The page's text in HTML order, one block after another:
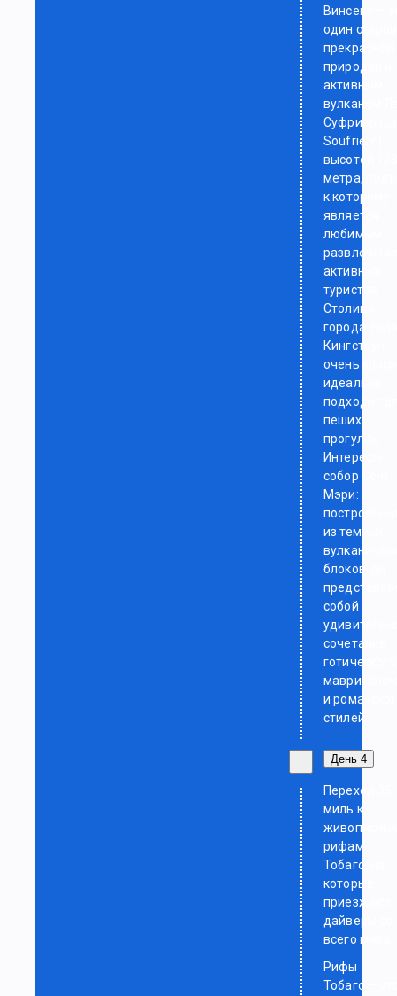
около 400
видов
Винсент —
один
прекрасной
природой и
активным
вулканом
Суфриер (La
Soufriere)
высотой
метра,
к которому
является
любимым
активных
туристов.
Столица
города,
Кингстаун,
очень
идеально
подходит
пеших
прогулок.
Интересен
собор Сент-
Мэри:
из темных
блоков, он
собой
сочетание
и
стилей.
День 4
Переход 35
миль к
рифам
Тобаго, на
которые
приезжают
дайверы со
всего мира.
Рифы
Тобаго —